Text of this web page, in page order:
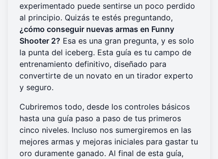
experimentado puede sentirse un poco perdido
al principio. Quizás te estés preguntando,
¿cómo conseguir nuevas armas en Funny
Shooter 2? Esa es una gran pregunta, y es solo
la punta del iceberg. Esta guía es tu campo de
entrenamiento definitivo, diseñado para
convertirte de un novato en un tirador experto
y seguro.
Cubriremos todo, desde los controles básicos
hasta una guía paso a paso de tus primeros
cinco niveles. Incluso nos sumergiremos en las
mejores armas y mejoras iniciales para gastar tu
oro duramente ganado. Al final de esta guía,